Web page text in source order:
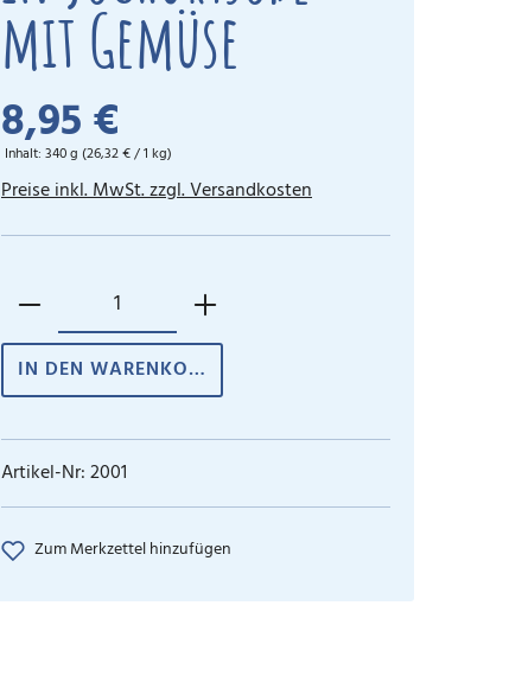
mit Gemüse
8,95 €
Inhalt: 340 g (26,32 € / 1 kg)
Preise inkl. MwSt. zzgl. Versandkosten
IN DEN WARENKORB
Artikel-Nr:2001
Zum Merkzettel hinzufügen